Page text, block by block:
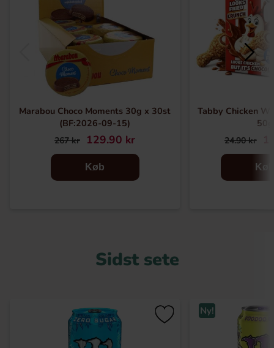
Marabou Choco Moments 30g x 30st
(BF:2026-09-15)
267 kr 129.90 kr
Køb
Tabby Chicken
50g
24.90 kr
Køb
Sidst sete
Ny!